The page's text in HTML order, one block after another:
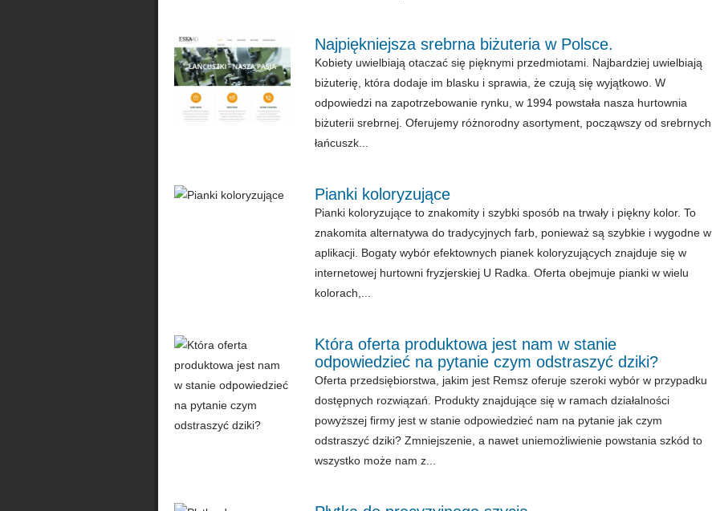
Najpiękniejsza srebrna biżuteria w Polsce.
Kobiety uwielbiają otaczać się pięknymi przedmiotami. Najbardziej uwielbiają
biżuterię, która dodaje im blasku i sprawia, że czują się wyjątkowo. W
odpowiedzi na zapotrzebowanie rynku, w 1994 powstała nasza hurtownia
biżuterii srebrnej. Oferujemy różnorodny asortyment, począwszy od srebrnych
łańcuszk...
Pianki koloryzujące
Pianki koloryzujące to znakomity i szybki sposób na trwały i piękny kolor. To
znakomita alternatywa do tradycyjnych farb, ponieważ są szybkie i wygodne w
aplikacji. Bogaty wybór efektownych pianek koloryzujących znajduje się w
internetowej hurtowni fryzjerskiej U Radka. Oferta obejmuje pianki w wielu
kolorach,...
Która oferta produktowa jest nam w stanie
odpowiedzieć na pytanie czym odstraszyć dziki?
Oferta przedsiębiorstwa, jakim jest Remsz oferuje szeroki wybór w przypadku
dostępnych rozwiązań. Produkty znajdujące się w ramach działalności
powyższej firmy jest w stanie odpowiedzieć nam na pytanie jak czym
odstraszyć dziki? Zmniejszenie, a nawet uniemożliwienie powstania szkód to
wszystko może nam z...